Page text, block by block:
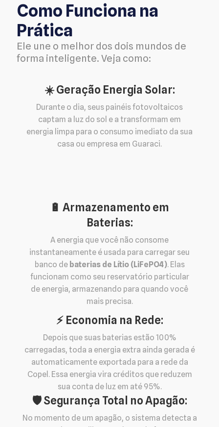
Como Funciona na
Prática
Ele une o melhor dos dois mundos de
forma inteligente. Veja como:
☀️ Geração Energia Solar:
Durante o dia, seus painéis fotovoltaicos
captam a luz do sol e a transformam em
energia limpa para o consumo imediato da sua
casa ou empresa em Guaraci.
🔋 Armazenamento em
Baterias:
A energia que você não consome
instantaneamente é usada para carregar seu
banco de baterias de Lítio (LiFePO4). Elas
funcionam como seu reservatório particular
de energia, armazenando para quando você
mais precisa.
⚡️ Economia na Rede:
Depois que suas baterias estão 100%
carregadas, toda a energia extra ainda gerada é
automaticamente exportada para a rede da
Copel. Essa energia vira créditos que reduzem
sua conta de luz em até 95%.
🛡️ Segurança Total no Apagão:
No momento de um apagão, o sistema detecta a